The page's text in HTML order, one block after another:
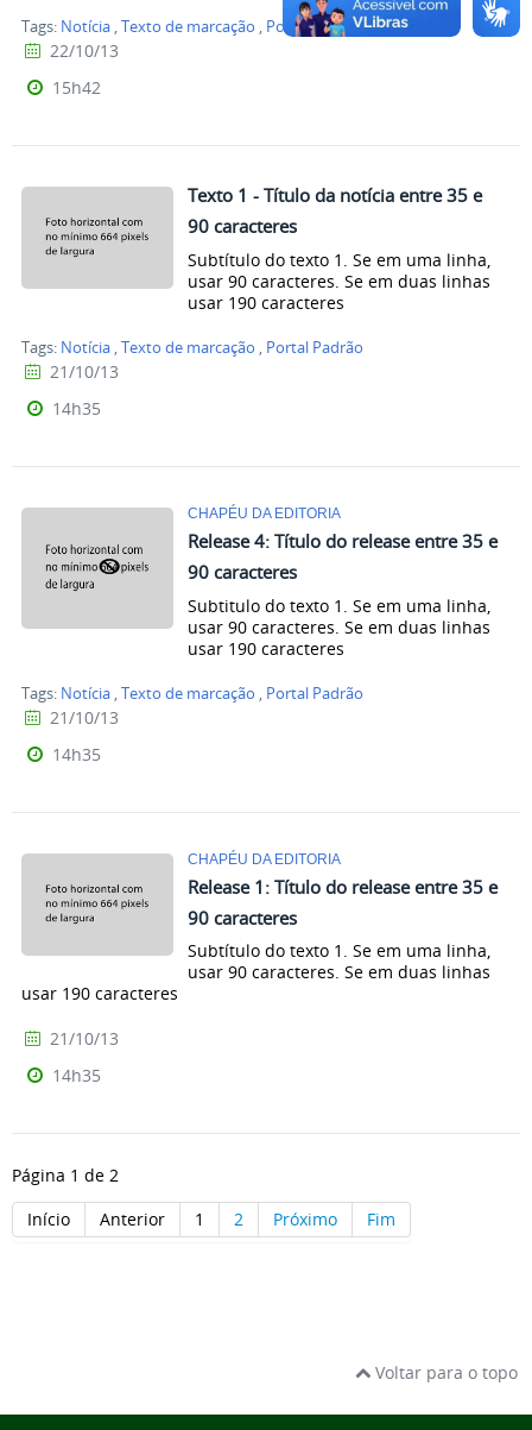
Tags: Notícia ,Texto de marcação , Portal Padrão
22/10/13
15h42
Texto 1 - Título da notícia entre 35 e
90 caracteres
Subtítulo do texto 1. Se em uma linha,
usar 90 caracteres. Se em duas linhas
usar 190 caracteres
Tags: Notícia ,Texto de marcação , Portal Padrão
21/10/13
14h35
CHAPÉU DA EDITORIA
Release 4: Título do release entre 35 e
90 caracteres
Subtitulo do texto 1. Se em uma linha,
usar 90 caracteres. Se em duas linhas
usar 190 caracteres
Tags: Notícia ,Texto de marcação , Portal Padrão
21/10/13
14h35
CHAPÉU DA EDITORIA
Release 1: Título do release entre 35 e
90 caracteres
Subtítulo do texto 1. Se em uma linha,
usar 90 caracteres. Se em duas linhas
usar 190 caracteres
21/10/13
14h35
Página 1 de 2
Início
Anterior 1 2 Próximo Fim
Voltar para o topo